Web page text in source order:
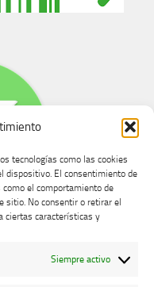
tecnologías como las cookies
dispositivo. El consentimiento de
el comportamiento de
sitio. No consentir o retirar el
ciertas características y
Siempre activo
sugerencias